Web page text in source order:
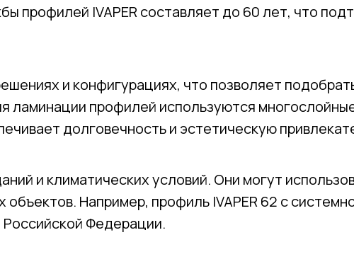
профилей IVAPER составляет до 60 лет, что
и конфигурациях, что позволяет
ламинации профилей используются
долговечность и эстетическую
и климатических условий. Они могут
Например, профиль IVAPER 62 с
Федерации.